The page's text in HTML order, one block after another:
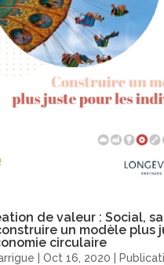
de valeur : Social,
un modèle plus
circulaire
| Oct 16, 2020 |